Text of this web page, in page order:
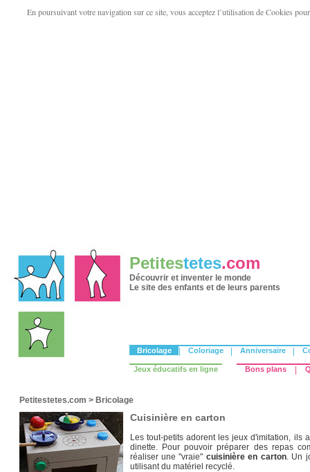
En poursuivant votre navigation sur ce site, vous acceptez l’utilisation de Cookies
Petitestetes.com
Découvrir et inventer le monde
Le site des enfants et de leurs parents
Bricolage Coloriage Anniversaire
Jeux éducatifs en ligne Bons plans
Petitestetes.com > Bricolage
Cuisinière en carton
Les tout-petits adorent les jeux d'imitation, ils
dinette. Pour pouvoir préparer des repas
réaliser une "vraie" cuisinière en carton. Un
utilisant du matériel recyclé.